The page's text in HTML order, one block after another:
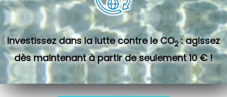
Investissez dans la lutte contre le CO2 : agissez
dès maintenant à partir de seulement 10 € !